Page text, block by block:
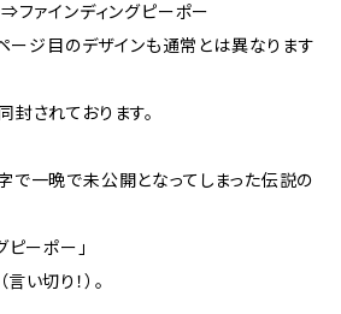
ファインディングピーポー
ージ目のデザインも通常とは異なります
されております。
で一晩で未公開となってしまった伝説の
ピーポー」
い切り！）。